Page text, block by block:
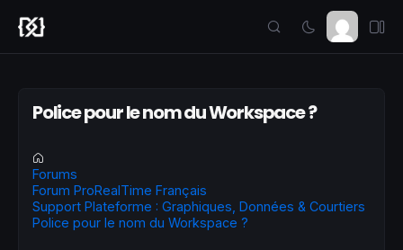
Police pour le nom du Workspace ?
Forums
Forum ProRealTime Français
Support Plateforme : Graphiques, Données & Courtiers
Police pour le nom du Workspace ?